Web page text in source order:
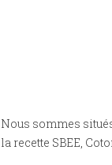
Nous sommes
la recette SBEE,